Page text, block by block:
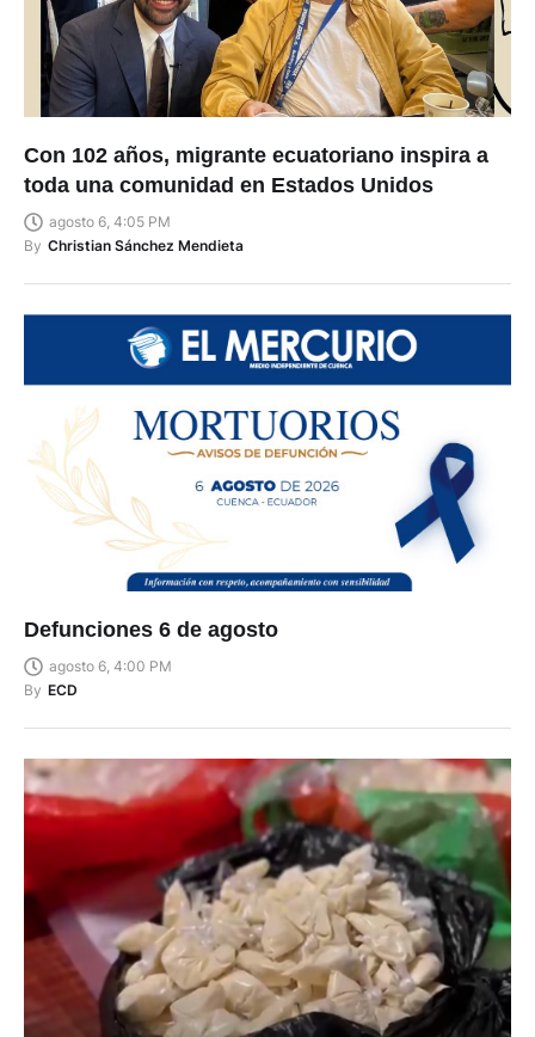
Con 102 años, migrante ecuatoriano inspira a
toda una comunidad en Estados Unidos
agosto 6, 4:05 PM
By Christian Sánchez Mendieta
Defunciones 6 de agosto
agosto 6, 4:00 PM
By ECD